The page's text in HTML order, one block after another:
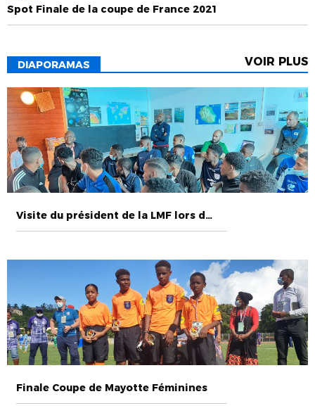
Spot Finale de la coupe de France 2021
DIAPORAMAS VOIR PLUS
Visite du président de la LMF lors des action à la réunion
Finale Coupe de Mayotte Féminines